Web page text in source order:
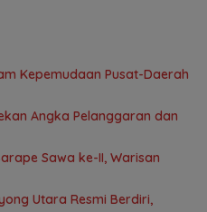
Kepemudaan Pusat-Daerah
Angka Pelanggaran dan
Sawa ke-II, Warisan
Utara Resmi Berdiri,